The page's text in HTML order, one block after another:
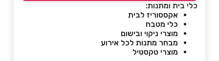
כלי בית ומתנות:
אקססוריז לבית
כלי מטבח
מוצרי ניקוי ובישום
מבחר מתנות לכל אירוע
מוצרי טקסטיל